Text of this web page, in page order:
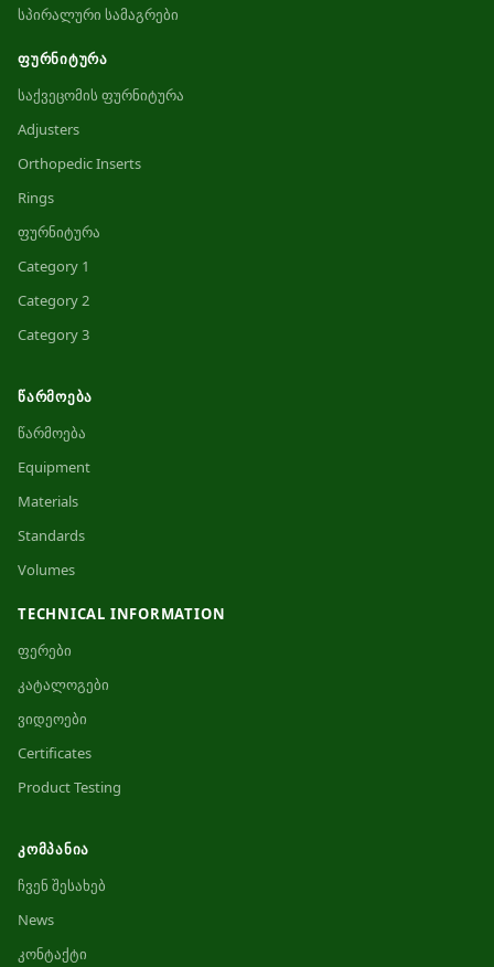
სპირალური სამაგრები
ᲤᲣᲠᲜᲘᲢᲣᲠᲐ
საქვეცომის ფურნიტურა
Adjusters
Orthopedic Inserts
Rings
ფურნიტურა
Category 1
Category 2
Category 3
ᲬᲐᲠᲛᲝᲔᲑᲐ
წარმოება
Equipment
Materials
Standards
Volumes
TECHNICAL INFORMATION
ფერები
კატალოგები
ვიდეოები
Certificates
Product Testing
ᲙᲝᲛᲞᲐᲜᲘᲐ
ჩვენ შესახებ
News
კონტაქტი